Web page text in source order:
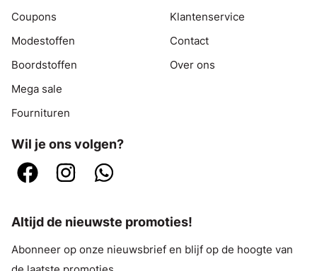
Coupons
Modestoffen
Boordstoffen
Mega sale
Fournituren
Klantenservice
Contact
Over ons
Wil je ons volgen?
Altijd de nieuwste promoties!
Abonneer op onze nieuwsbrief en blijf op de hoogte van